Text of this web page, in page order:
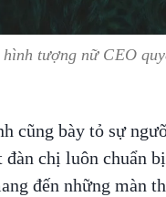
tượng nữ CEO
cũng bày tỏ sự
đàn chị luôn chuẩn
đến những màn